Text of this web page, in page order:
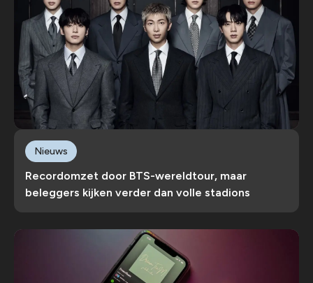
Recordomzet door BTS-wereldtour, maar
beleggers kijken verder dan volle stadions
Nieuws